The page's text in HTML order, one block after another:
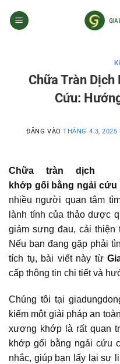
qua
Chữa Tràn
Cứu:
ĐĂNG VÀOTHÁNG 4 3, 2025
Chữa tràn dịch
khớp gối bằng ngải cứu
nhiều người quan tâm
lành tính của thảo dược
giảm sưng đau, cải
Nếu bạn đang gặp phải
tích tụ, bài viết này từ
cấp thông tin chi tiết và
Chúng tôi tại
kiếm một giải pháp an
xương khớp là rất quan
khớp gối bằng ngải cứu
nhắc, giúp bạn lấy lại sự